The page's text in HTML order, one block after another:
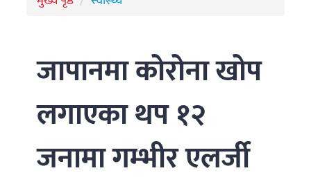
जापानमा कोरोना खोप
लगाएका थप १२
जनामा गम्भीर एलर्जी